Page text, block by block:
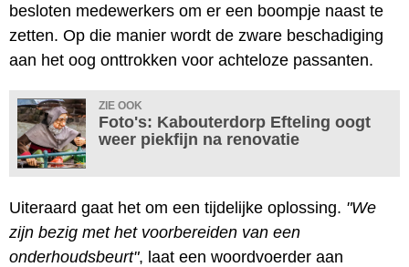
besloten medewerkers om er een boompje naast te
zetten. Op die manier wordt de zware beschadiging
aan het oog onttrokken voor achteloze passanten.
ZIE OOK
Foto's: Kabouterdorp Efteling oogt
weer piekfijn na renovatie
Uiteraard gaat het om een tijdelijke oplossing. "We
zijn bezig met het voorbereiden van een
onderhoudsbeurt", laat een woordvoerder aan